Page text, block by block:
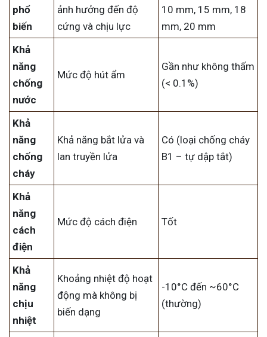
phổ
biến
ảnh hưởng đến độ
cứng và chịu lực
10 mm, 15 mm, 18
mm, 20 mm
Khả
năng
chống
nước
Mức độ hút ẩm
Gần như không thấm
(< 0.1%)
Khả
năng
chống
cháy
Khả năng bắt lửa và
lan truyền lửa
Có (loại chống cháy
B1 – tự dập tắt)
Khả
năng
cách
điện
Mức độ cách điện Tốt
Khả
năng
chịu
nhiệt
Khoảng nhiệt độ hoạt
động mà không bị
biến dạng
-10°C đến ~60°C
(thường)